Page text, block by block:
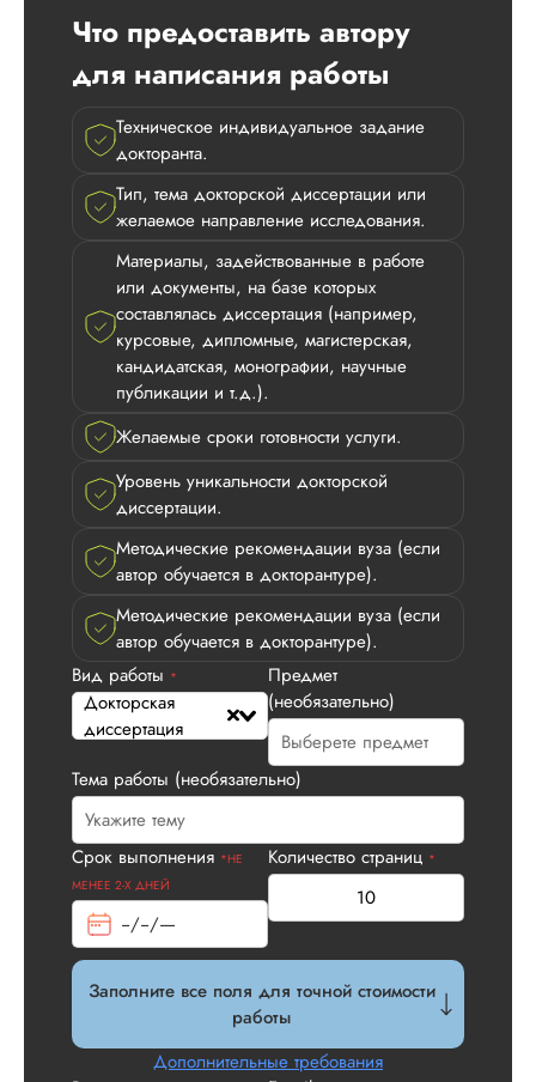
оговоренные
структура и
оформление меня
Редактирование не
понадобилось.
использовали
стандартную, но
нормальные,
Оплачивал
как указ...
Вид работы:
диссертация
докторскую
диссертацию по
истории. Автор
текста, оформил
стандартным
подобрал
исследования и
которые
Спасибо.
Что предоставить автору
для написания работы
Техническое индивидуальное задание
докторанта.
Тип, тема докторской диссертации или
желаемое направление исследования.
Материалы, задействованные в работе
или документы, на базе которых
составлялась диссертация (например,
курсовые, дипломные, магистерская,
кандидатская, монографии, научные
публикации и т.д.).
Желаемые сроки готовности услуги.
Уровень уникальности докторской
диссертации.
Методические рекомендации вуза (если
автор обучается в докторантуре).
Методические рекомендации вуза (если
автор обучается в докторантуре).
Вид работы *
Докторская
диссертация
Предмет
(необязательно)
Тема работы (необязательно)
Срок выполнения *НЕ
МЕНЕЕ 2-Х ДНЕЙ
Количество страниц *
Заполните все поля для точной стоимости
работы
Дополнительные требования